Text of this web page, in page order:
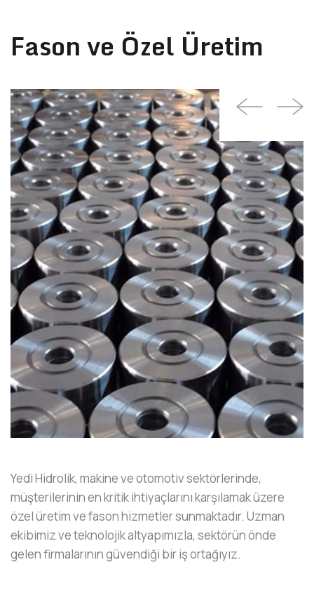
Fason ve Özel Üretim
Yedi Hidrolik, makine ve otomotiv sektörlerinde,
müşterilerinin en kritik ihtiyaçlarını karşılamak üzere
özel üretim ve fason hizmetler sunmaktadır. Uzman
ekibimiz ve teknolojik altyapımızla, sektörün önde
gelen firmalarının güvendiği bir iş ortağıyız.